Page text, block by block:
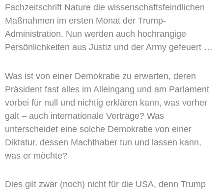
Fachzeitschrift Nature die wissenschaftsfeindlichen
Maßnahmen im ersten Monat der Trump-
Administration. Nun werden auch hochrangige
Persönlichkeiten aus Justiz und der Army gefeuert …
Was ist von einer Demokratie zu erwarten, deren
Präsident fast alles im Alleingang und am Parlament
vorbei für null und nichtig erklären kann, was vorher
galt – auch internationale Verträge? Was
unterscheidet eine solche Demokratie von einer
Diktatur, dessen Machthaber tun und lassen kann,
was er möchte?
Dies gilt zwar (noch) nicht für die USA, denn Trump